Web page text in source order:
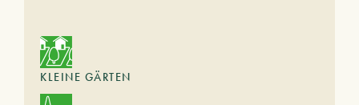
KLEINE GÄRTEN